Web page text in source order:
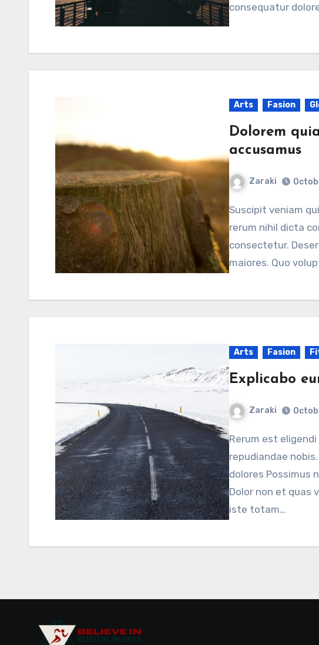
consequatur
Arts Fasion
Dolorem
accusamus
Zaraki
Suscipit veniam qui et est aliquam autem Tempora
rerum nihil dicta
consectetur.
maiores. Quo
Arts Fasion
Explicabo
Zaraki
Rerum est eligendi inventore. Veritatis debitis porro
repudiandae
dolores Possimus
Dolor non et quas
iste totam…